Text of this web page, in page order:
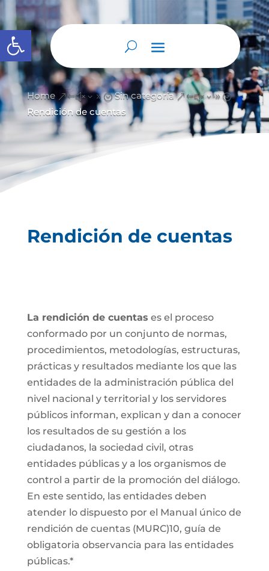
Abrir barra de herramientas
Home &#x39; Sin categoría &#x39;
Rendición de cuentas
Rendición de cuentas
La rendición de cuentas es el proceso
conformado por un conjunto de normas,
procedimientos, metodologías, estructuras,
prácticas y resultados mediante los que las
entidades de la administración pública del
nivel nacional y territorial y los servidores
públicos informan, explican y dan a conocer
los resultados de su gestión a los
ciudadanos, la sociedad civil, otras
entidades públicas y a los organismos de
control a partir de la promoción del diálogo.
En este sentido, las entidades deben
atender lo dispuesto por el Manual único de
rendición de cuentas (MURC)10, guía de
obligatoria observancia para las entidades
públicas.*